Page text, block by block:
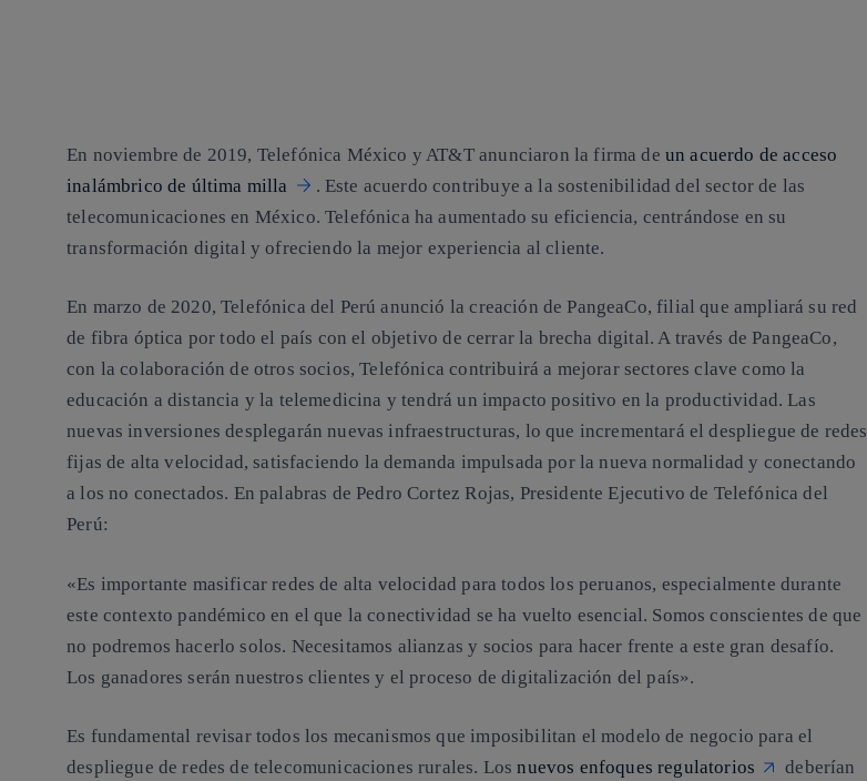
En noviembre de 2019, Telefónica México y AT&T anunciaron la firma de un acuerdo de acceso
inalámbrico de última milla
. Este acuerdo contribuye a la sostenibilidad del sector de las
telecomunicaciones en México. Telefónica ha aumentado su eficiencia, centrándose en su
transformación digital y ofreciendo la mejor experiencia al cliente.
En marzo de 2020, Telefónica del Perú anunció la creación de PangeaCo, filial que ampliará su red
de fibra óptica por todo el país con el objetivo de cerrar la brecha digital. A través de PangeaCo,
con la colaboración de otros socios, Telefónica contribuirá a mejorar sectores clave como la
educación a distancia y la telemedicina y tendrá un impacto positivo en la productividad. Las
nuevas inversiones desplegarán nuevas infraestructuras, lo que incrementará el despliegue de redes
fijas de alta velocidad, satisfaciendo la demanda impulsada por la nueva normalidad y conectando
a los no conectados. En palabras de Pedro Cortez Rojas, Presidente Ejecutivo de Telefónica del
Perú:
«Es importante masificar redes de alta velocidad para todos los peruanos, especialmente durante
este contexto pandémico en el que la conectividad se ha vuelto esencial. Somos conscientes de que
no podremos hacerlo solos. Necesitamos alianzas y socios para hacer frente a este gran desafío.
Los ganadores serán nuestros clientes y el proceso de digitalización del país».
Es fundamental revisar todos los mecanismos que imposibilitan el modelo de negocio para el
despliegue de redes de telecomunicaciones rurales. Losnuevos enfoques regulatorios
deberían